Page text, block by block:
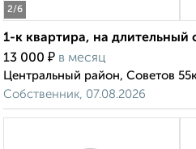
2/6
1-к квартира, на длительный
13 000 ₽ в месяц
Центральный район, Советов
Собственник, 07.08.2026